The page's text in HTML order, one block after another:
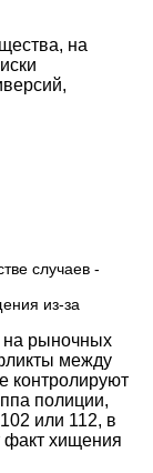
на
случаев -
из-за
на рыночных
между
контролируют
полиции,
или 112, в
факт хищения